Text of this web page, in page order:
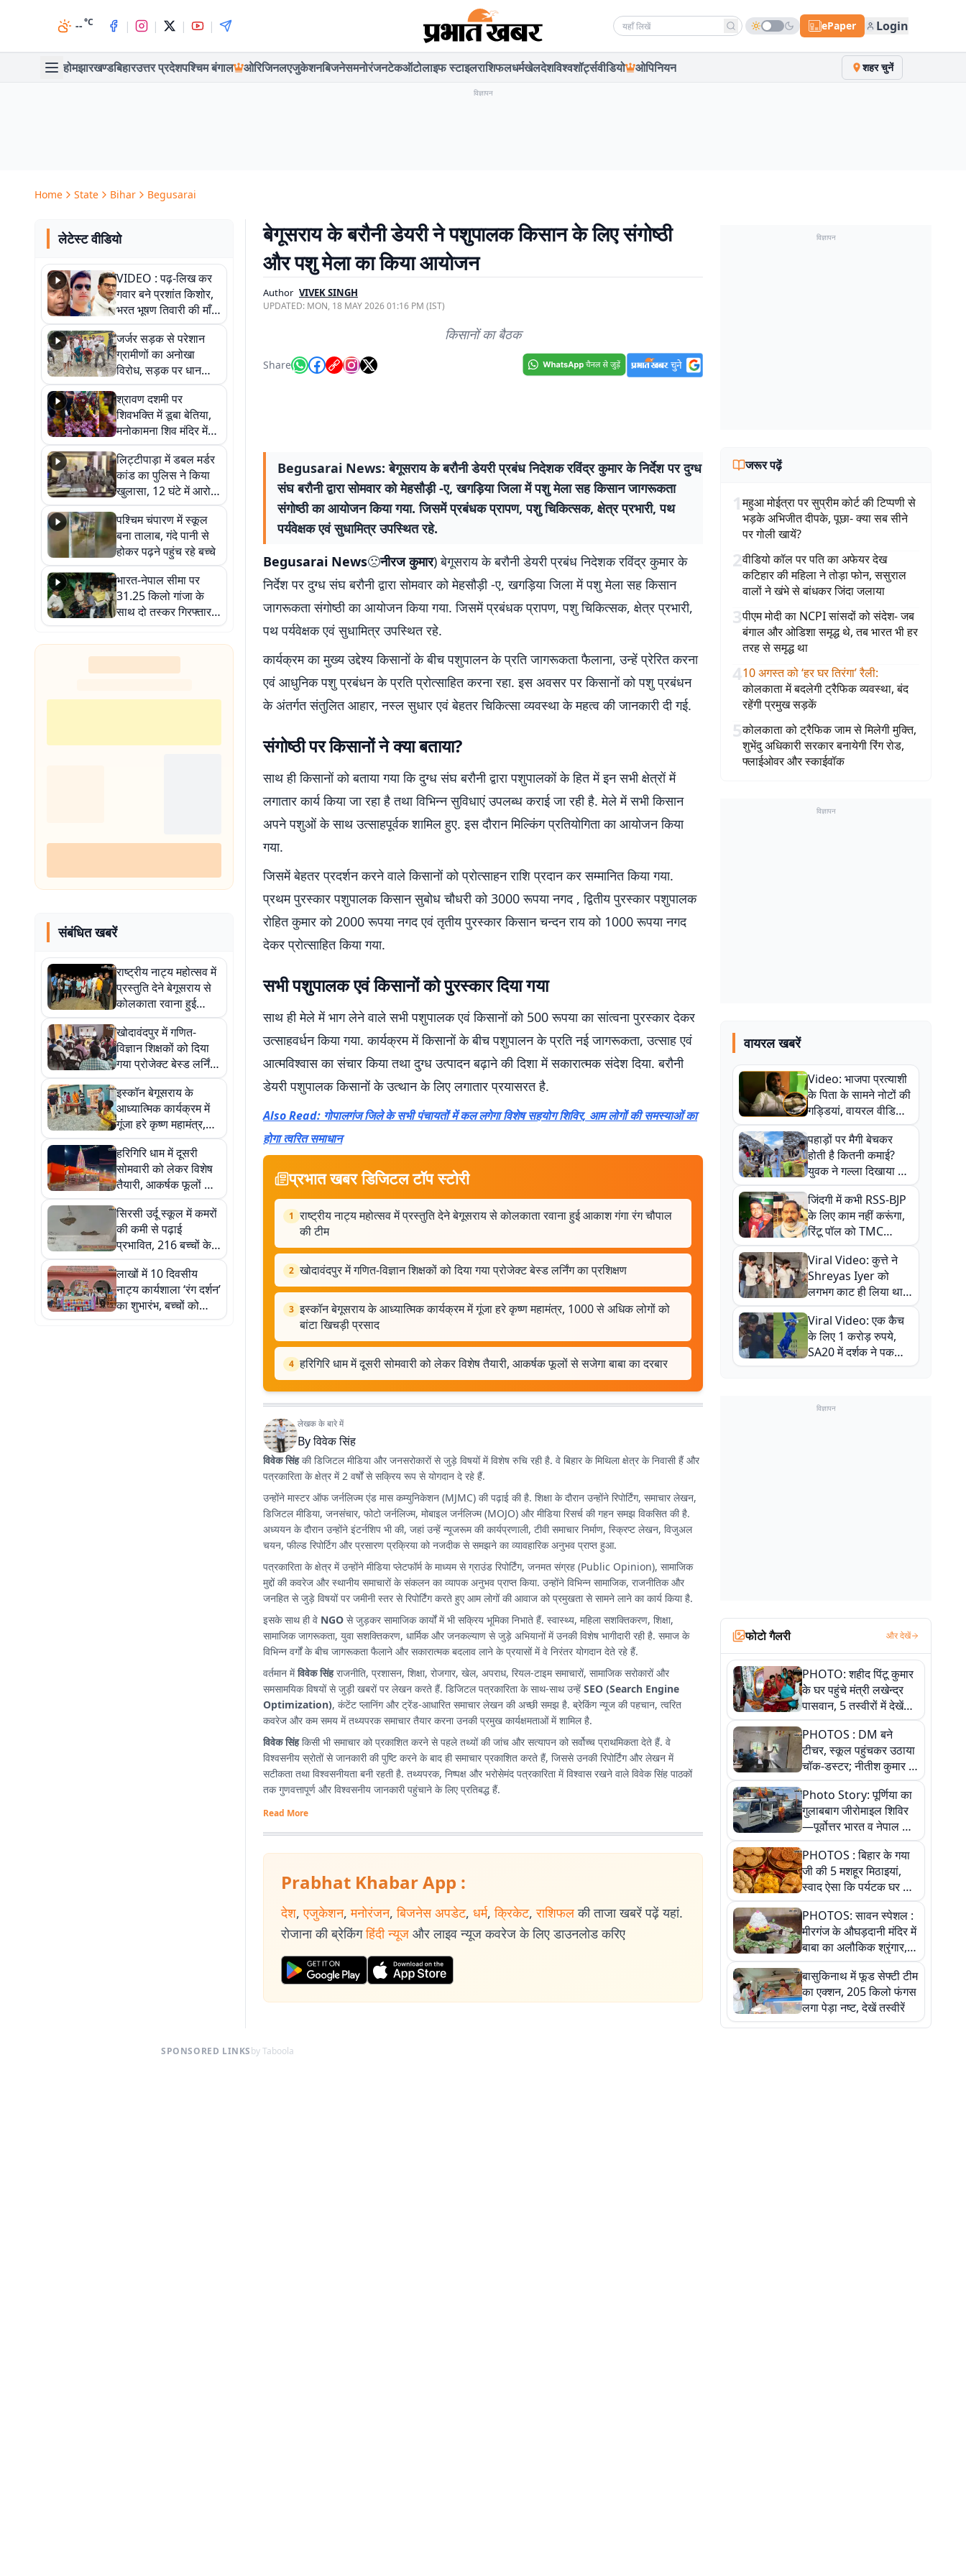
--°C | | | | Search news ePaper Login
होमझारखण्डबिहारउत्तर प्रदेशपश्चिम बंगाल ओरिजिनलएजुकेशनबिजनेसमनोरंजनटेकऑटोलाइफ स्टाइलराशिफलधर्मखेलदेशविश्वशॉर्ट्सवीडियो ओपिनियन शहर चुनें
विज्ञापन
Home State Bihar Begusarai
लेटेस्ट वीडियो
VIDEO : पढ़-लिख कर
गवार बने प्रशांत किशोर,
भरत भूषण तिवारी की माँ ने
कहा नहीं थी उम्मीद, बेटा
था तो किसी को बोलने की
नहीं थी हिम्मत
जर्जर सड़क से परेशान
ग्रामीणों का अनोखा
विरोध, सड़क पर धान
रोपकर और खाद डालकर
जताया आक्रोश
श्रावण दशमी पर
शिवभक्ति में डूबा बेतिया,
मनोकामना शिव मंदिर में
हुआ भव्य श्रृंगार
लिट्टीपाड़ा में डबल मर्डर
कांड का पुलिस ने किया
खुलासा, 12 घंटे में आरोपी
गिरफ्तार
पश्चिम चंपारण में स्कूल
बना तालाब, गंदे पानी से
होकर पढ़ने पहुंच रहे बच्चे
भारत-नेपाल सीमा पर
31.25 किलो गांजा के
साथ दो तस्कर गिरफ्तार,
नेपाली नंबर की बाइक
जब्त
संबंधित खबरें
राष्ट्रीय नाट्य महोत्सव में
प्रस्तुति देने बेगूसराय से
कोलकाता रवाना हुई
आकाश गंगा रंग चौपाल की
टीम
खोदावंदपुर में गणित-
विज्ञान शिक्षकों को दिया
गया प्रोजेक्ट बेस्ड लर्निंग
का प्रशिक्षण
इस्कॉन बेगूसराय के
आध्यात्मिक कार्यक्रम में
गूंजा हरे कृष्ण महामंत्र,
1000 से अधिक लोगों को
बांटा खिचड़ी प्रसाद
हरिगिरि धाम में दूसरी
सोमवारी को लेकर विशेष
तैयारी, आकर्षक फूलों से
सजेगा बाबा का दरबार
सिरसी उर्दू स्कूल में कमरों
की कमी से पढ़ाई
प्रभावित, 216 बच्चों के
लिए महज कुछ वर्ग कक्ष
लाखों में 10 दिवसीय
नाट्य कार्यशाला ‘रंग दर्शन’
का शुभारंभ, बच्चों को
मिलेगा अभिनय, गीत और
बेगूसराय के बरौनी डेयरी ने पशुपालक किसान के लिए संगोष्ठी
और पशु मेला का किया आयोजन
Author VIVEK SINGH
UPDATED: MON, 18 MAY 2026 01:16 PM (IST)
किसानों का बैठक
Share
Begusarai News: बेगूसराय के बरौनी डेयरी प्रबंध निदेशक रविंद्र कुमार के निर्देश पर दुग्ध
संघ बरौनी द्वारा सोमवार को मेहसौड़ी -ए, खगड़िया जिला में पशु मेला सह किसान जागरूकता
संगोष्ठी का आयोजन किया गया. जिसमें प्रबंधक प्रापण, पशु चिकित्सक, क्षेत्र प्रभारी, पथ
पर्यवेक्षक एवं सुधामित्र उपस्थित रहे.
Begusarai News🙁नीरज कुमार) बेगूसराय के बरौनी डेयरी प्रबंध निदेशक रविंद्र कुमार के
निर्देश पर दुग्ध संघ बरौनी द्वारा सोमवार को मेहसौड़ी -ए, खगड़िया जिला में पशु मेला सह किसान
जागरूकता संगोष्ठी का आयोजन किया गया. जिसमें प्रबंधक प्रापण, पशु चिकित्सक, क्षेत्र प्रभारी,
पथ पर्यवेक्षक एवं सुधामित्र उपस्थित रहे.
कार्यक्रम का मुख्य उद्देश्य किसानों के बीच पशुपालन के प्रति जागरूकता फैलाना, उन्हें प्रेरित करना
एवं आधुनिक पशु प्रबंधन के प्रति प्रोत्साहित करना रहा. इस अवसर पर किसानों को पशु प्रबंधन
के अंतर्गत संतुलित आहार, नस्ल सुधार एवं बेहतर चिकित्सा व्यवस्था के महत्व की जानकारी दी गई.
संगोष्ठी पर किसानों ने क्या बताया?
साथ ही किसानों को बताया गया कि दुग्ध संघ बरौनी द्वारा पशुपालकों के हित में इन सभी क्षेत्रों में
लगातार कार्य किया जा रहा है तथा विभिन्न सुविधाएं उपलब्ध कराई जा रही है. मेले में सभी किसान
अपने पशुओं के साथ उत्साहपूर्वक शामिल हुए. इस दौरान मिल्किंग प्रतियोगिता का आयोजन किया
गया.
जिसमें बेहतर प्रदर्शन करने वाले किसानों को प्रोत्साहन राशि प्रदान कर सम्मानित किया गया.
प्रथम पुरस्कार पशुपालक किसान सुबोध चौधरी को 3000 रूपया नगद , द्वितीय पुरस्कार पशुपालक
रोहित कुमार को 2000 रूपया नगद एवं तृतीय पुरस्कार किसान चन्दन राय को 1000 रूपया नगद
देकर प्रोत्साहित किया गया.
सभी पशुपालक एवं किसानों को पुरस्कार दिया गया
साथ ही मेले में भाग लेने वाले सभी पशुपालक एवं किसानों को 500 रूपया का सांत्वना पुरस्कार देकर
उत्साहवर्धन किया गया. कार्यक्रम में किसानों के बीच पशुपालन के प्रति नई जागरूकता, उत्साह एवं
आत्मविश्वास का संचार किया तथा दुग्ध उत्पादन बढ़ाने की दिशा में सकारात्मक संदेश दिया. बरौनी
डेयरी पशुपालक किसानों के उत्थान के लिए लगातार प्रयासरत है.
Also Read: गोपालगंज जिले के सभी पंचायतों में कल लगेगा विशेष सहयोग शिविर, आम लोगों की समस्याओं का
होगा त्वरित समाधान
प्रभात खबर डिजिटल टॉप स्टोरी
1 राष्ट्रीय नाट्य महोत्सव में प्रस्तुति देने बेगूसराय से कोलकाता रवाना हुई आकाश गंगा रंग चौपाल
की टीम
2 खोदावंदपुर में गणित-विज्ञान शिक्षकों को दिया गया प्रोजेक्ट बेस्ड लर्निंग का प्रशिक्षण
3 इस्कॉन बेगूसराय के आध्यात्मिक कार्यक्रम में गूंजा हरे कृष्ण महामंत्र, 1000 से अधिक लोगों को
बांटा खिचड़ी प्रसाद
4 हरिगिरि धाम में दूसरी सोमवारी को लेकर विशेष तैयारी, आकर्षक फूलों से सजेगा बाबा का दरबार
लेखक के बारे में
Byविवेक सिंह
विवेक सिंहकी डिजिटल मीडिया और जनसरोकारों से जुड़े विषयों में विशेष रुचि रही है. वे बिहार के मिथिला क्षेत्र के निवासी हैं और
पत्रकारिता के क्षेत्र में 2 वर्षों से सक्रिय रूप से योगदान दे रहे हैं.
उन्होंने मास्टर ऑफ जर्नलिज्म एंड मास कम्युनिकेशन (MJMC) की पढ़ाई की है. शिक्षा के दौरान उन्होंने रिपोर्टिंग, समाचार लेखन,
डिजिटल मीडिया, जनसंचार, फोटो जर्नलिज्म, मोबाइल जर्नलिज्म (MOJO) और मीडिया रिसर्च की गहन समझ विकसित की है.
अध्ययन के दौरान उन्होंने इंटर्नशिप भी की, जहां उन्हें न्यूजरूम की कार्यप्रणाली, टीवी समाचार निर्माण, स्क्रिप्ट लेखन, विजुअल
चयन, फील्ड रिपोर्टिग और प्रसारण प्रक्रिया को नजदीक से समझने का व्यावहारिक अनुभव प्राप्त हुआ.
पत्रकारिता के क्षेत्र में उन्होंने मीडिया प्लेटफॉर्म के माध्यम से ग्राउंड रिपोर्टिंग, जनमत संग्रह (Public Opinion), सामाजिक
मुद्दों की कवरेज और स्थानीय समाचारों के संकलन का व्यापक अनुभव प्राप्त किया. उन्होंने विभिन्न सामाजिक, राजनीतिक और
जनहित से जुड़े विषयों पर जमीनी स्तर से रिपोर्टिंग करते हुए आम लोगों की आवाज को प्रमुखता से सामने लाने का कार्य किया है.
इसके साथ ही वे NGO से जुड़कर सामाजिक कार्यों में भी सक्रिय भूमिका निभाते हैं. स्वास्थ्य, महिला सशक्तिकरण, शिक्षा,
सामाजिक जागरूकता, युवा सशक्तिकरण, धार्मिक और जनकल्याण से जुड़े अभियानों में उनकी विशेष भागीदारी रही है. समाज के
विभिन्न वर्गों के बीच जागरूकता फैलाने और सकारात्मक बदलाव लाने के प्रयासों में वे निरंतर योगदान देते रहे हैं.
वर्तमान मेंविवेक सिंहराजनीति, प्रशासन, शिक्षा, रोजगार, खेल, अपराध, रियल-टाइम समाचारों, सामाजिक सरोकारों और
समसामयिक विषयों से जुड़ी खबरों पर लेखन करते हैं. डिजिटल पत्रकारिता के साथ-साथ उन्हें SEO (Search Engine
Optimization), कंटेंट प्लानिंग और ट्रेंड-आधारित समाचार लेखन की अच्छी समझ है. ब्रेकिंग न्यूज की पहचान, त्वरित
कवरेज और कम समय में तथ्यपरक समाचार तैयार करना उनकी प्रमुख कार्यक्षमताओं में शामिल है.
विवेक सिंहकिसी भी समाचार को प्रकाशित करने से पहले तथ्यों की जांच और सत्यापन को सर्वोच्च प्राथमिकता देते हैं. वे
विश्वसनीय स्रोतों से जानकारी की पुष्टि करने के बाद ही समाचार प्रकाशित करते हैं, जिससे उनकी रिपोर्टिंग और लेखन में
सटीकता तथा विश्वसनीयता बनी रहती है. तथ्यपरक, निष्पक्ष और भरोसेमंद पत्रकारिता में विश्वास रखने वाले विवेक सिंह पाठकों
तक गुणवत्तापूर्ण और विश्वसनीय जानकारी पहुंचाने के लिए प्रतिबद्ध हैं.
Read More
Prabhat Khabar App :
देश, एजुकेशन, मनोरंजन, बिजनेस अपडेट, धर्म, क्रिकेट, राशिफल की ताजा खबरें पढ़ें यहां.
रोजाना की ब्रेकिंग हिंदी न्यूज और लाइव न्यूज कवरेज के लिए डाउनलोड करिए
विज्ञापन
जरूर पढ़ें
1महुआ मोईत्रा पर सुप्रीम कोर्ट की टिप्पणी से
भड़के अभिजीत दीपके, पूछा- क्या सब सीने
पर गोली खायें?
2वीडियो कॉल पर पति का अफेयर देख
कटिहार की महिला ने तोड़ा फोन, ससुराल
वालों ने खंभे से बांधकर जिंदा जलाया
3पीएम मोदी का NCPI सांसदों को संदेश- जब
बंगाल और ओडिशा समृद्ध थे, तब भारत भी हर
तरह से समृद्ध था
410 अगस्त को ‘हर घर तिरंगा’ रैली:
कोलकाता में बदलेगी ट्रैफिक व्यवस्था, बंद
रहेंगी प्रमुख सड़कें
5कोलकाता को ट्रैफिक जाम से मिलेगी मुक्ति,
शुभेंदु अधिकारी सरकार बनायेगी रिंग रोड,
फ्लाईओवर और स्काईवॉक
विज्ञापन
वायरल खबरें
Video: भाजपा प्रत्याशी
के पिता के सामने नोटों की
गड्डियां, वायरल वीडियो
से राजनीति में उबाल,
अजित महतो बोले- TMC
की गंदी चाल
पहाड़ों पर मैगी बेचकर
होती है कितनी कमाई?
युवक ने गल्ला दिखाया तो
नौकरी वालों के खड़े हो गए
कान
जिंदगी में कभी RSS-BJP
के लिए काम नहीं करूंगा,
रिंटू पॉल को TMC
ऑफिस में ले जाकर पीटा,
Video वायरल
Viral Video: कुत्ते ने
Shreyas Iyer को
लगभग काट ही लिया था,
न्यूजीलैंड सीरीज से पहले
बाल-बाल बचे
Viral Video: एक कैच
के लिए 1 करोड़ रुपये,
SA20 में दर्शक ने पकड़ा
एक हाथ से गजब का कैच
विज्ञापन
फोटो गैलरी और देखें
PHOTO: शहीद पिंटू कुमार
के घर पहुंचे मंत्री लखेन्द्र
पासवान, 5 तस्वीरों में देखें
उस भावुक पल की पूरी
कहानी
PHOTOS : DM बने
टीचर, स्कूल पहुंचकर उठाया
चॉक-डस्टर; नीतीश कुमार के
इस चहेते अधिकारी को
जानिए
Photo Story: पूर्णिया का
गुलाबबाग जीरोमाइल शिविर
—पूर्वोत्तर भारत व नेपाल के
कांवरियों का प्रमुख सेवा धाम
PHOTOS : बिहार के गया
जी की 5 मशहूर मिठाइयां,
स्वाद ऐसा कि पर्यटक घर ले
जाना नहीं भूलते, तस्वीरों में
देखें
PHOTOS: सावन स्पेशल :
मीरगंज के औघड़दानी मंदिर में
बाबा का अलौकिक श्रृंगार,
तस्वीरों में देखें महादेव के कई
मनमोहक स्वरूप
बासुकिनाथ में फूड सेफ्टी टीम
का एक्शन, 205 किलो फंगस
लगा पेड़ा नष्ट, देखें तस्वीरें
SPONSORED LINKSby Taboola